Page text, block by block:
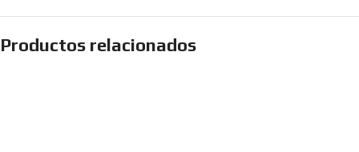
Productos relacionados